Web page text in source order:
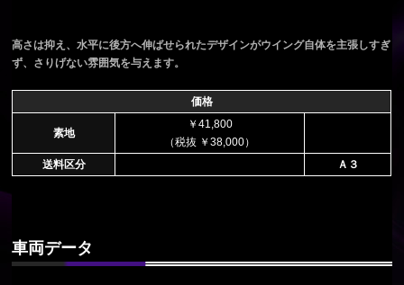
高さは抑え、水平に後方へ伸ばせられたデザインがウイング自体を主張しすぎ
ず、さりげない雰囲気を与えます。
価格
素地
￥41,800
（税抜 ￥38,000）
送料区分
Ａ３
車両データ